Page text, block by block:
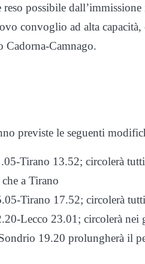
possibile
convoglio ad alta capacità,
Cadorna-Camnago.
previste le seguenti
Tirano 13.52; circolerà
a Tirano
Tirano 17.52; circolerà
Lecco 23.01; circolerà nei
19.20 prolungherà il